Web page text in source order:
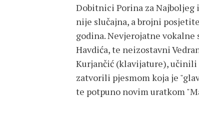
Dobitnici Porina za Najboljeg
nije slučajna, a brojni
godina. Nevjerojatne
Havdića, te neizostavni
Kurjančić (klavijature), učinili
zatvorili pjesmom koja je
te potpuno novim uratkom